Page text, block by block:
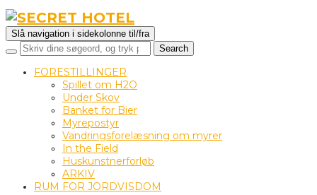
Slå navigation i sidekolonne til/fra
FORESTILLINGER
Spillet om H2O
Under Skov
Banket for Bier
Myrepostyr
Vandringsforelæsning om myrer
In the Field
Huskunstnerforløb
ARKIV
RUM FOR JORDVISDOM